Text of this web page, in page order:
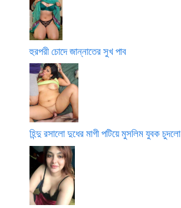
হুরপরী চোদে জান্নাতের সুখ পাব
হিন্দু রসালো দুধের মাগী পটিয়ে মুসলিম যুবক চুদলো